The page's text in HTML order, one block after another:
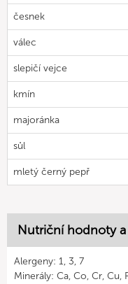
česnek
válec
slepičí vejce
kmín
majoránka
sůl
mletý černý pepř
Nutriční hodnoty a
Alergeny: 1, 3, 7
Minerály: Ca, Co, Cr, Cu,